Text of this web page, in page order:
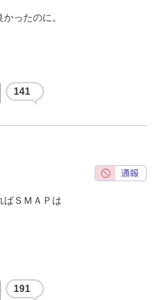
ったのに。
141
ばＳＭＡＰは
191